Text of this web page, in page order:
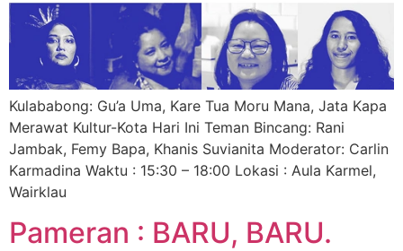
Kulababong: Gu’a Uma, Kare Tua Moru Mana, Jata Kapa
Merawat Kultur-Kota Hari Ini Teman Bincang: Rani
Jambak, Femy Bapa, Khanis Suvianita Moderator: Carlin
Karmadina Waktu : 15:30 – 18:00 Lokasi : Aula Karmel,
Wairklau
Pameran : BARU, BARU.